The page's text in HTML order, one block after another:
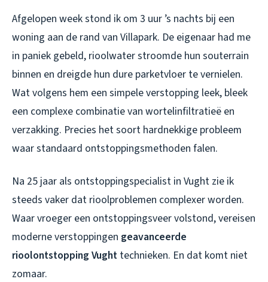
Afgelopen week stond ik om 3 uur ’s nachts bij een
woning aan de rand van Villapark. De eigenaar had me
in paniek gebeld, rioolwater stroomde hun souterrain
binnen en dreigde hun dure parketvloer te vernielen.
Wat volgens hem een simpele verstopping leek, bleek
een complexe combinatie van wortelinfiltratieë en
verzakking. Precies het soort hardnekkige probleem
waar standaard ontstoppingsmethoden falen.
Na 25 jaar als ontstoppingspecialist in Vught zie ik
steeds vaker dat rioolproblemen complexer worden.
Waar vroeger een ontstoppingsveer volstond, vereisen
moderne verstoppingen geavanceerde
rioolontstopping Vught technieken. En dat komt niet
zomaar.